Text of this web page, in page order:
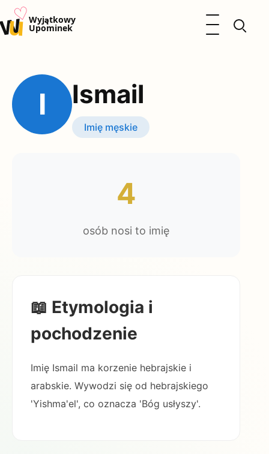
u♡Wyjątkowy
Upominek
Otwórz menu
Kalendarz Imienin
Kobieta
Okazje
Katalog prezentów
I Ismail
Imię męskie
4
osób nosi to imię
📖 Etymologia i
pochodzenie
Imię Ismail ma korzenie hebrajskie i
arabskie. Wywodzi się od hebrajskiego
'Yishma'el', co oznacza 'Bóg usłyszy'.